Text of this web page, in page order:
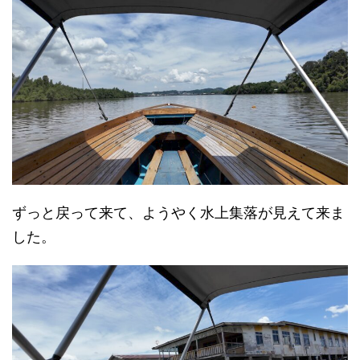
ずっと戻って来て、ようやく水上集落が見えて来ま
した。